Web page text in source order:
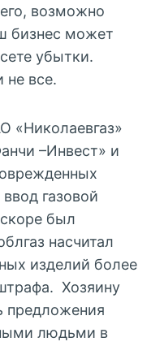
возможно
бизнес может
убытки.
не все.
«Николаевгаз»
–Инвест» и
газовой
был
насчитал
изделий более
Хозяину
предложения
людьми в